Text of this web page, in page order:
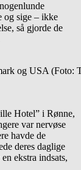
og sige – ikke
så gjorde de
og USA (Foto:
Hotel” i Rønne,
var nervøse
havde de
deres daglige
ekstra indsats,